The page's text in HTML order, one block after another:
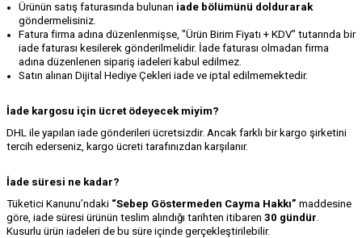
Ürünün satış faturasında bulunan iade bölümünü doldurarak
göndermelisiniz.
Fatura firma adına düzenlenmişse, "Ürün Birim Fiyatı + KDV" tutarında bir
iade faturası kesilerek gönderilmelidir. İade faturası olmadan firma
adına düzenlenen sipariş iadeleri kabul edilmez.
Satın alınan Dijital Hediye Çekleri iade ve iptal edilmemektedir.
İade kargosu için ücret ödeyecek miyim?
DHL ile yapılan iade gönderileri ücretsizdir. Ancak farklı bir kargo şirketini
tercih ederseniz, kargo ücreti tarafınızdan karşılanır.
İade süresi ne kadar?
Tüketici Kanunu’ndaki “Sebep Göstermeden Cayma Hakkı” maddesine
göre, iade süresi ürünün teslim alındığı tarihten itibaren 30 gündür.
Kusurlu ürün iadeleri de bu süre içinde gerçekleştirilebilir.